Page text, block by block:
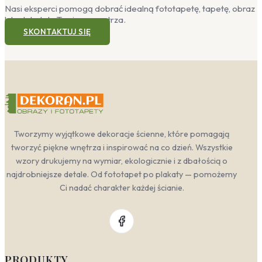
Sypialnia— subtelne, rozmyte wzory liści w
odcieniach zieleni wprowadzą wyciszający
nastrój. To idealne rozwiązanie dla osób
szukających harmonii i spokoju —
podczas posiłków. Naturalne motywy świetnie
współgrają z drewnianymi meblami i wiklinowymi
atmosferę.
Gabinet— zieleń w gabinecie działa kojąco na
zmysły i poprawia koncentrację. Wzór liści w
stonowanej tonacji, utrzymany w stylu
skandynawskim lub japandi, doda wnętrzu
świeżości, nie rozpraszając przy tym uwagi
— to pierwsze pomieszczenie, które
Fototapety egzotyczne do
Nasi eksperci pomogą dobrać idealną fototapetę, tapetę, obraz
lub plakat do Twojego wnętrza.
SKONTAKTUJ SIĘ
Tworzymy wyjątkowe dekoracje ścienne, które pomagają
tworzyć piękne wnętrza i inspirować na co dzień. Wszystkie
wzory drukujemy na wymiar, ekologicznie i z dbałością o
najdrobniejsze detale. Od fototapet po plakaty — pomożemy
Ci nadać charakter każdej ścianie.